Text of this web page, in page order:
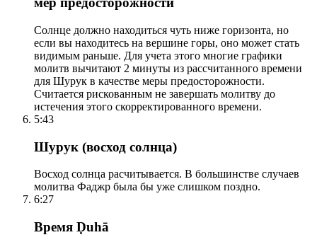
Солнце должно находиться чуть ниже горизонта, но
если вы находитесь на вершине горы, оно может стать
видимым раньше. Для учета этого многие графики
молитв вычитают 2 минуты из рассчитанного времени
для Шурук в качестве меры предосторожности.
Считается рискованным не завершать молитву до
истечения этого скорректированного времени.
5:43
Шурук (восход солнца)
Восход солнца расчитывается. В большинстве случаев
молитва Фаджр была бы уже слишком поздно.
6:27
Время Ḍuhā